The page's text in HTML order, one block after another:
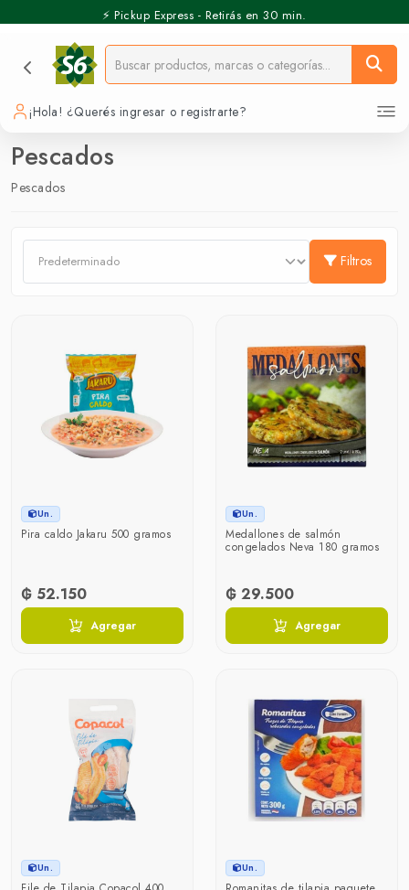
⚡️ Pickup Express - Retirás en 30 min.
¡Hola! ¿Querés ingresar o registrarte?
Pescados
Pescados
Filtros
Un.
Pira caldo Jakaru 500 gramos
₲ 52.150
Agregar
Un.
Medallones de salmón
congelados Neva 180 gramos
₲ 29.500
Agregar
Un. Un.